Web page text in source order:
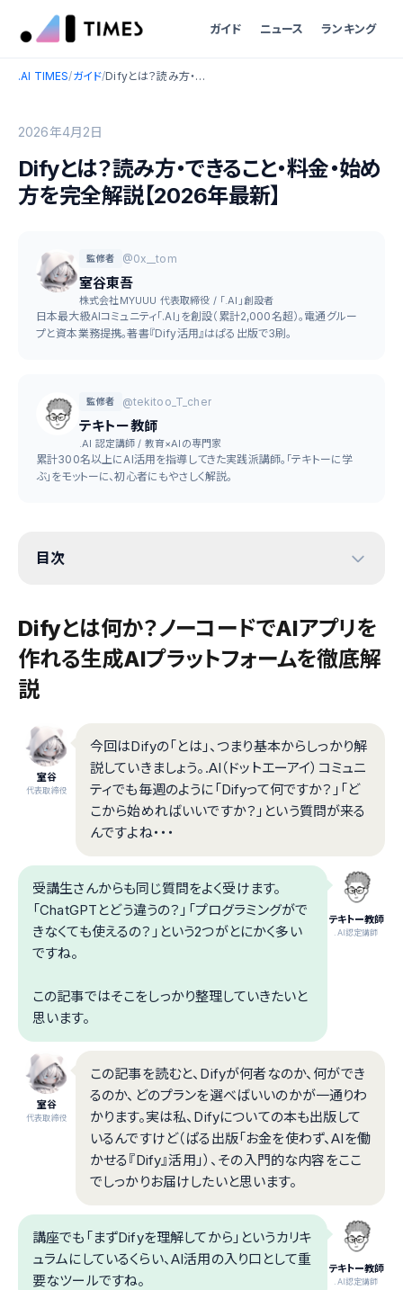
ガイド ニュース ランキング
.AI TIMES/ガイド/ Difyとは？読み方・できること・料金・始め方を完全解説【2026年最新】
2026年4月2日
Difyとは？読み方・できること・料金・始め
方を完全解説【2026年最新】
監修者 @0x__tom
室谷東吾
株式会社MYUUU 代表取締役 / 「.AI」創設者
日本最大級AIコミュニティ「.AI」を創設（累計2,000名超）。電通グルー
プと資本業務提携。著書『Dify活用』はぱる出版で3刷。
監修者 @tekitoo_T_cher
テキトー教師
.AI 認定講師 / 教育×AIの専門家
累計300名以上にAI活用を指導してきた実践派講師。「テキトーに学
ぶ」をモットーに、初心者にもやさしく解説。
目次
Difyとは何か？ノーコードでAIアプリを
作れる生成AIプラットフォームを徹底解
説
室谷
代表取締役
今回はDifyの「とは」、つまり基本からしっかり解
説していきましょう。.AI（ドットエーアイ）コミュニ
ティでも毎週のように「Difyって何ですか？」「ど
こから始めればいいですか？」という質問が来る
んですよね・・・
テキトー教師
.AI認定講師
受講生さんからも同じ質問をよく受けます。
「ChatGPTとどう違うの？」「プログラミングがで
きなくても使えるの？」という2つがとにかく多い
ですね。
この記事ではそこをしっかり整理していきたいと
思います。
室谷
代表取締役
この記事を読むと、Difyが何者なのか、何ができ
るのか、どのプランを選べばいいのかが一通りわ
かります。実は私、Difyについての本も出版して
いるんですけど（ぱる出版「お金を使わず、AIを働
かせる『Dify』活用」）、その入門的な内容をここ
でしっかりお届けしたいと思います。
テキトー教師
.AI認定講師
講座でも「まずDifyを理解してから」というカリキ
ュラムにしているくらい、AI活用の入り口として重
要なツールですね。